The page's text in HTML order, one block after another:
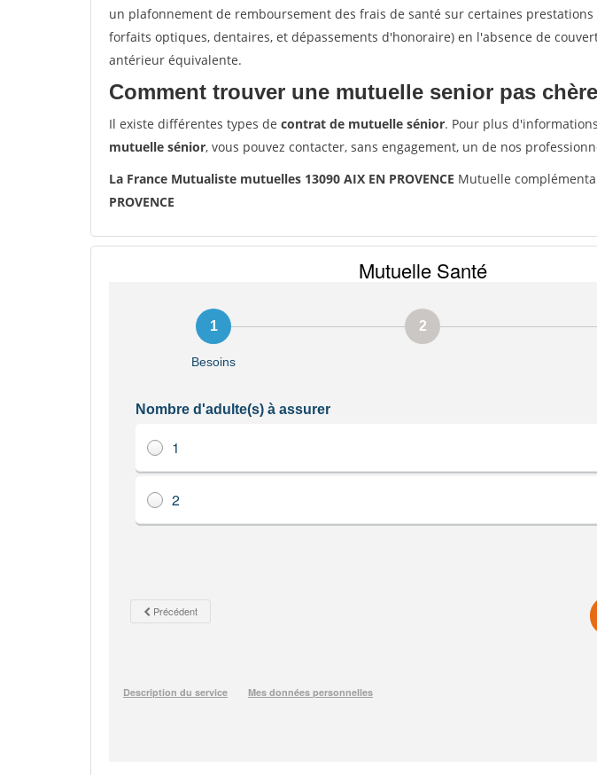
un plafonnement de remboursement des frais de santé sur certaines
forfaits optiques, dentaires, et dépassements d'honoraire) en l'absence de
antérieur équivalente.
Comment trouver une mutuelle senior pas
Il existe différentes types de contrat de mutuelle sénior. Pour plus
mutuelle sénior, vous pouvez contacter, sans engagement, un de nos
La France Mutualiste mutuelles 13090 AIX EN PROVENCE Mutuelle
PROVENCE